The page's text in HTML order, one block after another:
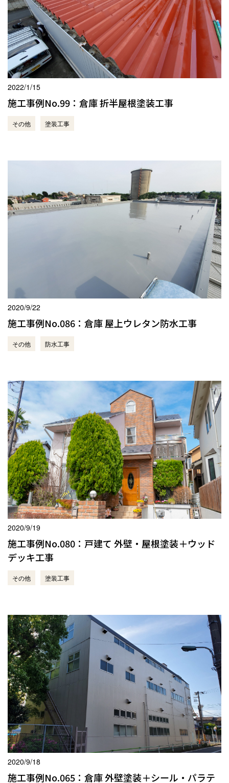
2022/1/15
施工事例No.99：倉庫 折半屋根塗装工事
その他 塗装工事
2020/9/22
施工事例No.086：倉庫 屋上ウレタン防水工事
その他 防水工事
2020/9/19
施工事例No.080：戸建て 外壁・屋根塗装＋ウッド
デッキ工事
その他 塗装工事
2020/9/18
施工事例No.065：倉庫 外壁塗装＋シール・パラテ